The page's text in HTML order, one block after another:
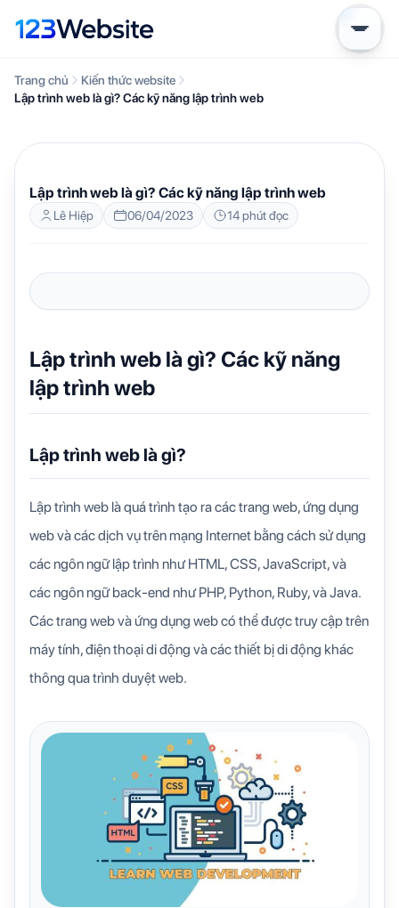
Trang chủ
Kiến thức website
Lập trình web là gì? Các kỹ năng lập trình web
Lập trình web là gì? Các kỹ năng lập trình web
Lê Hiệp 06/04/2023 14 phút đọc
Lập trình web là gì? Các kỹ năng
lập trình web
Lập trình web là gì?
Lập trình web là quá trình tạo ra các trang web, ứng dụng
web và các dịch vụ trên mạng Internet bằng cách sử dụng
các ngôn ngữ lập trình như HTML, CSS, JavaScript, và
các ngôn ngữ back-end như PHP, Python, Ruby, và Java.
Các trang web và ứng dụng web có thể được truy cập trên
máy tính, điện thoại di động và các thiết bị di động khác
thông qua trình duyệt web.